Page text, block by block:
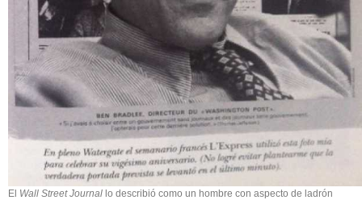
El Wall Street Journal lo describió como un hombre con aspecto de ladrón